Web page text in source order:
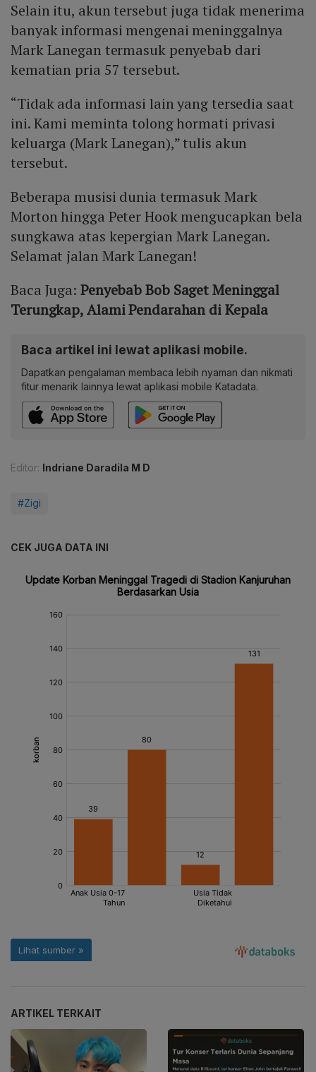
Selain itu, akun tersebut juga tidak menerima
banyak informasi mengenai meninggalnya
Mark Lanegan termasuk penyebab dari
kematian pria 57 tersebut.
“Tidak ada informasi lain yang tersedia saat
ini. Kami meminta tolong hormati privasi
keluarga (Mark Lanegan),” tulis akun
tersebut.
Beberapa musisi dunia termasuk Mark
Morton hingga Peter Hook mengucapkan bela
sungkawa atas kepergian Mark Lanegan.
Selamat jalan Mark Lanegan!
Baca Juga: Penyebab Bob Saget Meninggal
Terungkap, Alami Pendarahan di Kepala
Baca artikel ini lewat aplikasi mobile.
Dapatkan pengalaman membaca lebih nyaman dan nikmati
fitur menarik lainnya lewat aplikasi mobile Katadata.
Editor: Indriane Daradila M D
#Zigi
CEK JUGA DATA INI
ARTIKEL TERKAIT